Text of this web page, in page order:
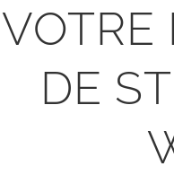
VOTRE
DE